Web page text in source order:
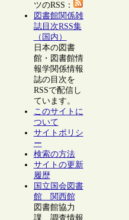
ツのRSS：
図書館関係雑
誌目次RSS集
（国内）
日本の図書
館・図書館情
報学関係情報
誌の目次を
RSSで配信し
ています。
このサイトに
ついて
サイトポリシ
ー
検索の方法
サイトの更新
履歴
国立国会図書
館 関西館
図書館協力
課 調査情報